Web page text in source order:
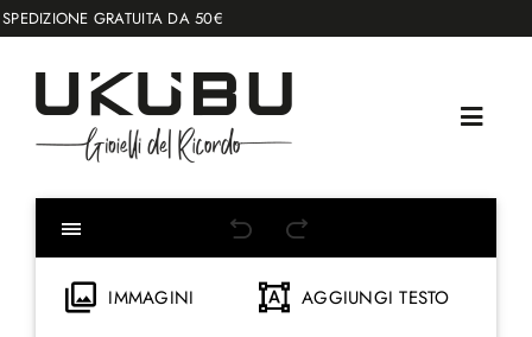
Salta
al
contenuto
GRATUITA DA 50€
IMMAGINI AGGIUNGI TESTO